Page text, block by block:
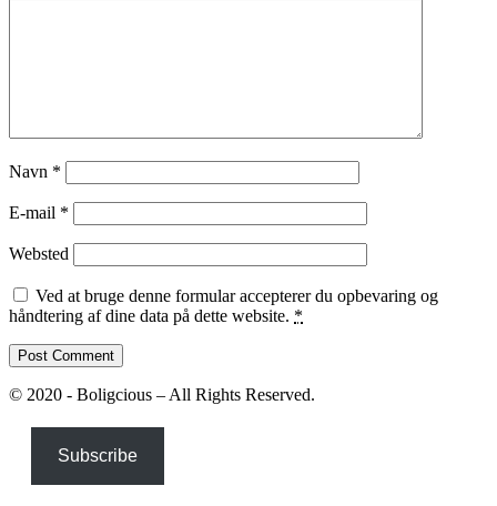
Navn *
E-mail *
Websted
Ved at bruge denne formular accepterer du opbevaring og
håndtering af dine data på dette website. *
© 2020 - Boligcious – All Rights Reserved.
Subscribe